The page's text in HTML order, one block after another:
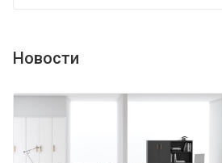
Новости